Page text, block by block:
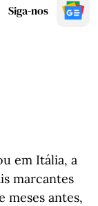
Siga-nos
em Itália, a
marcantes
meses antes,